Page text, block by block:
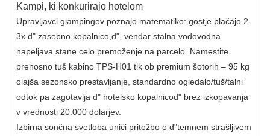
Kampi, ki konkurirajo hotelom
Upravljavci glampingov poznajo matematiko: gostje plačajo 2-
3x d" zasebno kopalnico,d", vendar stalna vodovodna
napeljava stane celo premoženje na parcelo. Namestite
prenosno tuš kabino TPS-H01 tik ob premium šotorih – 95 kg
olajša sezonsko prestavljanje, standardno ogledalo/tuš/talni
odtok pa zagotavlja d" hotelsko kopalnicod" brez izkopavanja
v vrednosti 20.000 dolarjev.
Izbirna sončna svetloba uniči pritožbo o d"temnem strašljivem